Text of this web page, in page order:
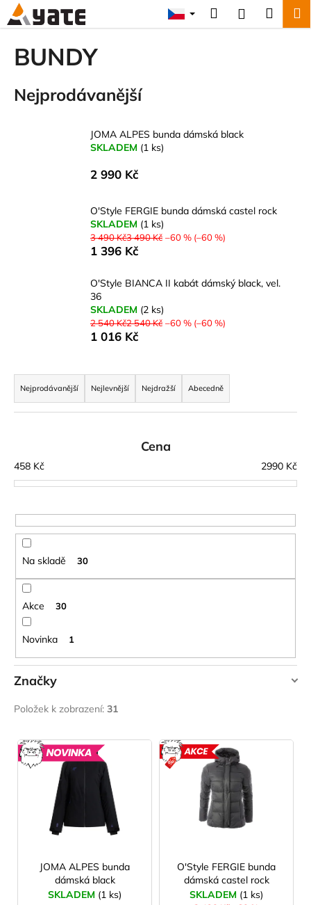
Přejít
na
obsah
HledatPřihlášení
BUNDY
Nejprodávanější
JOMA ALPES bunda dámská black
SKLADEM (1 ks)
2 990 Kč
O'Style FERGIE bunda dámská castel rock
SKLADEM (1 ks)
3 490 Kč3 490 Kč –60 % (–60 %)
1 396 Kč
O'Style BIANCA II kabát dámský black, vel.
36
SKLADEM (2 ks)
2 540 Kč2 540 Kč –60 % (–60 %)
1 016 Kč
Ř
a
z
í
p
o
d
u
ů
Nejprodávanější Nejlevnější Nejdražší Abecedně
Cena
458 Kč 2990 Kč
Na skladě 30
Akce 30
Novinka 1
Značky
SENSOR
Položek k zobrazení: 31
V
ý
NOVINKA
JOMA ALPES bunda
dámská black
SKLADEM (1 ks)
O'Style FERGIE bunda
dámská castel rock
SKLADEM (1 ks)
o
o
?
D
o
j
e
m
e
LAKEN
LÁHEV
HLINÍK
FUTURA
MODRÁ